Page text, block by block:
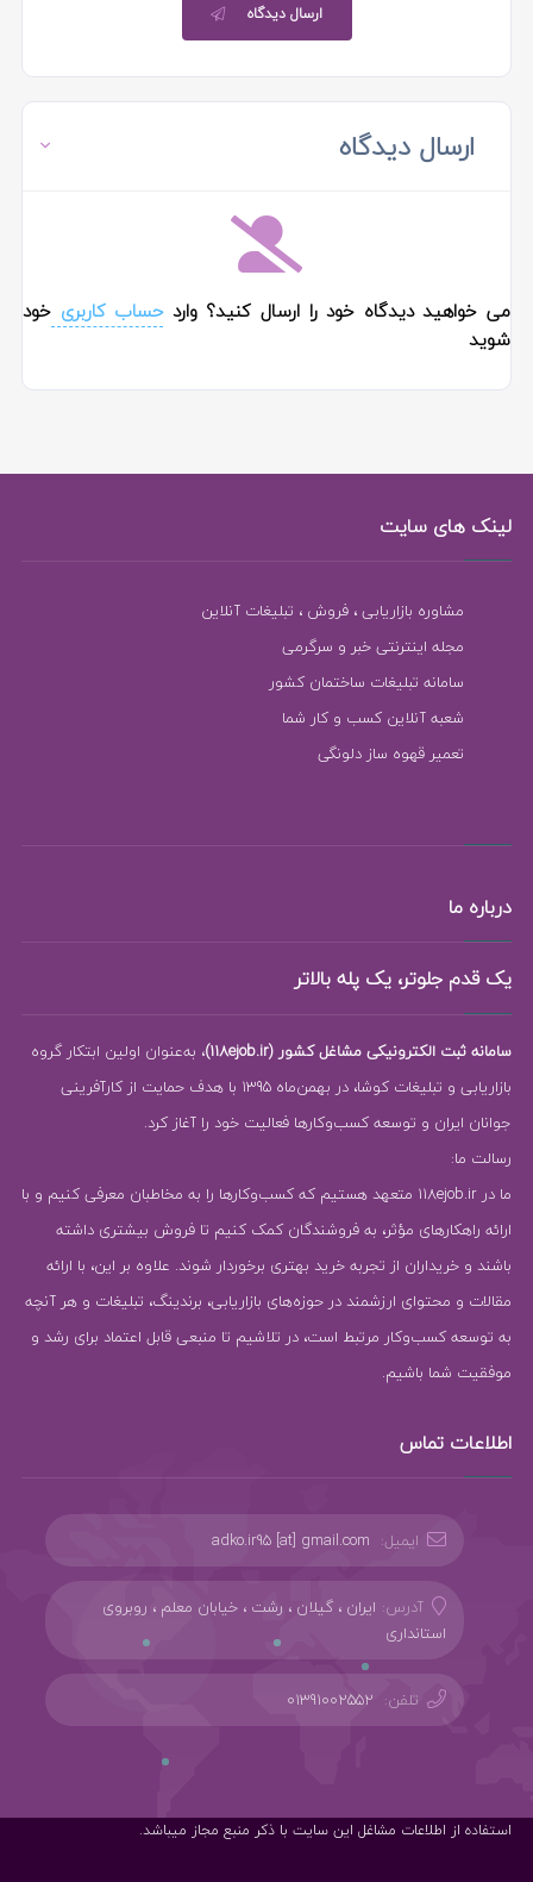
ارسال دیدگاه
ارسال دیدگاه
می خواهید دیدگاه خود را ارسال کنید؟ واردحساب کاربریخود
شوید
لینک های سایت
مشاوره بازاریابی ، فروش ، تبلیغات آنلاین
مجله اینترنتی خبر و سرگرمی
سامانه تبلیغات ساختمان کشور
شعبه آنلاین کسب و کار شما
تعمیر قهوه ساز دلونگی
درباره ما
یک قدم جلوتر، یک پله بالاتر
سامانه ثبت الکترونیکی مشاغل کشور (118ejob.ir)
، به‌عنوان اولین ابتکار گروه
بازاریابی و تبلیغات کوشا، در بهمن‌ماه 1395 با هدف حمایت از کارآفرینی
جوانان ایران و توسعه کسب‌وکارها فعالیت خود را آغاز کرد.
رسالت ما:
ما در 118ejob.ir متعهد هستیم که کسب‌وکارها را به مخاطبان معرفی کنیم و با
ارائه راهکارهای مؤثر، به فروشندگان کمک کنیم تا فروش بیشتری داشته
باشند و خریداران از تجربه خرید بهتری برخوردار شوند. علاوه بر این، با ارائه
مقالات و محتوای ارزشمند در حوزه‌های بازاریابی، برندینگ، تبلیغات و هر آنچه
به توسعه کسب‌وکار مرتبط است، در تلاشیم تا منبعی قابل اعتماد برای رشد و
موفقیت شما باشیم.
اطلاعات تماس
ایمیل: adko.ir95 [at] gmail.com
آدرس: ایران ، گیلان ، رشت ، خیابان معلم ، روبروی
استانداری
تلفن: 01391002552
استفاده از اطلاعات مشاغل این سایت با ذکر منبع مجاز میباشد.